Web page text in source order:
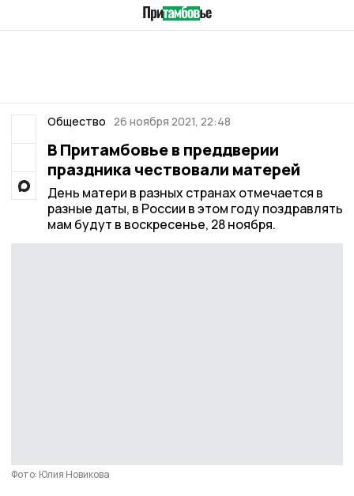
Общество 26 ноября 2021, 22:48
В Притамбовье в преддверии
праздника чествовали матерей
День матери в разных странах отмечается в
разные даты, в России в этом году поздравлять
мам будут в воскресенье, 28 ноября.
Фото: Юлия Новикова